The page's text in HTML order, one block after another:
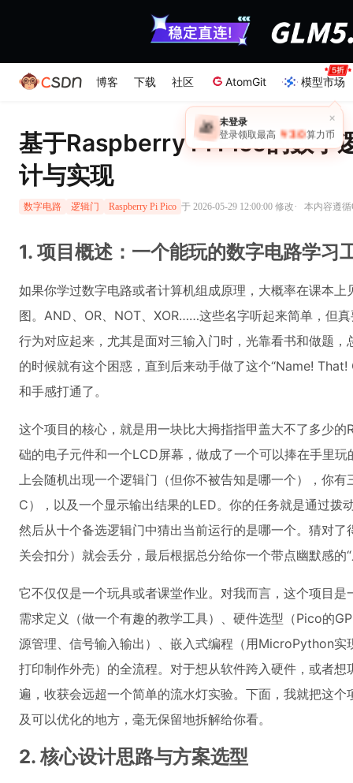
博客 下载 社区 AtomGit 模型市场
×
🎁 未登录
登录领取最高 ￥30 算力币
基于Raspberry Pi Pico的数字
计与实现
数字电路 逻辑门 Raspberry Pi Pico 于 2026-05-29 12:00:00 修改· 本内容遵
1. 项目概述：一个能玩的数字电路学习
如果你学过数字电路或者计算机组成原理，大概率在课本
图。AND、OR、NOT、XOR……这些名字听起来简单，但
行为对应起来，尤其是面对三输入门时，光靠看书和做题
的时候就有这个困惑，直到后来动手做了这个“Name!
和手感打通了。
这个项目的核心，就是用一块比大拇指指甲盖大不了多少
础的电子元件和一个LCD屏幕，做成了一个可以捧在手里
上会随机出现一个逻辑门（但你不被告知是哪一个），你
C），以及一个显示输出结果的LED。你的任务就是通过拨
然后从十个备选逻辑门中猜出当前运行的是哪一个。猜对
关会扣分）就会丢分，最后根据总分给你一个带点幽默感的
它不仅仅是一个玩具或者课堂作业。对我而言，这个项目是
需求定义（做一个有趣的教学工具）、硬件选型（Pico的
源管理、信号输入输出）、嵌入式编程（用MicroPython
打印制作外壳）的全流程。对于想从软件跨入硬件，或者
遍，收获会远超一个简单的流水灯实验。下面，我就把这
及可以优化的地方，毫无保留地拆解给你看。
2. 核心设计思路与方案选型